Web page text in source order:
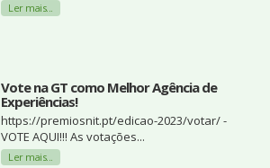
Ler mais...
Vote na GT como Melhor Agência de
Experiências!
https://premiosnit.pt/edicao-2023/votar/ -
VOTE AQUI!!! As votações...
Ler mais...